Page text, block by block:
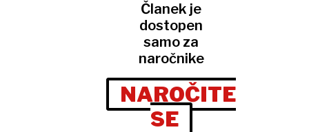
Članek je
dostopen
samo za
naročnike
NAROČITE
SE